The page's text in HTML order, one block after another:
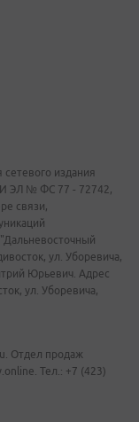
издания
ЭЛ № ФС 77 - 72742,
связи,
ул. Уборевича,
Юрьевич. Адрес
ул. Уборевича,
Отдел продаж
Тел.: +7 (423)